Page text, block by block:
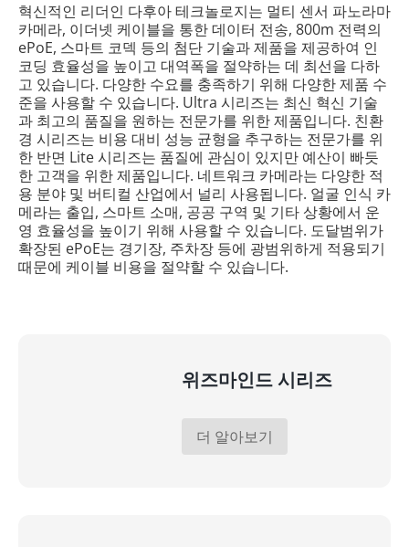
혁신적인 리더인 다후아 테크놀로지는 멀티 센서 파노라마
카메라, 이더넷 케이블을 통한 데이터 전송, 800m 전력의
ePoE, 스마트 코덱 등의 첨단 기술과 제품을 제공하여 인
코딩 효율성을 높이고 대역폭을 절약하는 데 최선을 다하
고 있습니다. 다양한 수요를 충족하기 위해 다양한 제품 수
준을 사용할 수 있습니다. Ultra 시리즈는 최신 혁신 기술
과 최고의 품질을 원하는 전문가를 위한 제품입니다. 친환
경 시리즈는 비용 대비 성능 균형을 추구하는 전문가를 위
한 반면 Lite 시리즈는 품질에 관심이 있지만 예산이 빠듯
한 고객을 위한 제품입니다. 네트워크 카메라는 다양한 적
용 분야 및 버티컬 산업에서 널리 사용됩니다. 얼굴 인식 카
메라는 출입, 스마트 소매, 공공 구역 및 기타 상황에서 운
영 효율성을 높이기 위해 사용할 수 있습니다. 도달범위가
확장된 ePoE는 경기장, 주차장 등에 광범위하게 적용되기
때문에 케이블 비용을 절약할 수 있습니다.
위즈마인드 시리즈
더 알아보기